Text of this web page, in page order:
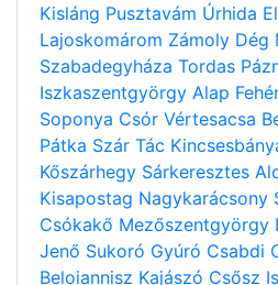
Kisláng Pusztavám Úrhida
Lajoskomárom Zámoly Dég
Szabadegyháza Tordas
Iszkaszentgyörgy Alap
Soponya Csór Vértesacsa
Pátka Szár Tác
Kőszárhegy Sárkeresztes
Kisapostag Nagykarácsony
Csókakő Mezőszentgyörgy
Jenő Sukoró Gyúró Csabdi
Beloiannisz Kajászó Csősz